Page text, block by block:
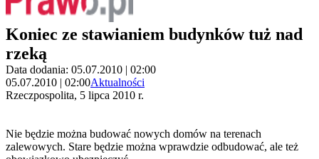
Koniec ze stawianiem budynków tuż nad
rzeką
Data dodania: 05.07.2010 | 02:00
05.07.2010 | 02:00Aktualności
Rzeczpospolita, 5 lipca 2010 r.
Nie będzie można budować nowych domów na terenach
zalewowych. Stare będzie można wprawdzie odbudować, ale też